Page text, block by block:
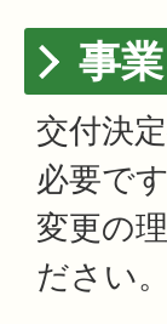
事
交付決
必要です
変更の
ださい。